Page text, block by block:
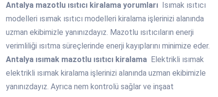
Antalya mazotlu ısıtıcı kiralama yorumları
Isımak ısıtıcı
modelleri ısımak ısıtıcı modelleri kiralama işlerinizi alanında
uzman ekibimizle yanınızdayız. Mazotlu ısıtıcıların enerji
verimliliği ısıtma süreçlerinde enerji kayıplarını minimize eder.
Antalya ısımak mazotlu ısıtıcı kiralama Elektrikli ısımak
elektrikli ısımak kiralama işlerinizi alanında uzman ekibimizle
yanınızdayız. Ayrıca nem kontrolü sağlar ve inşaat